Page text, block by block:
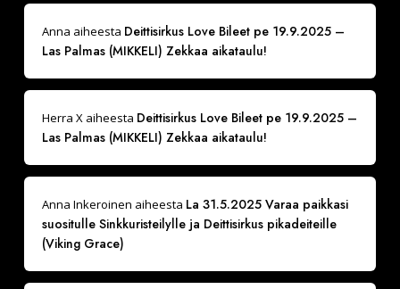
Anna aiheesta Deittisirkus Love Bileet pe 19.9.2025 –
Las Palmas (MIKKELI) Zekkaa aikataulu!
Herra X aiheesta Deittisirkus Love Bileet pe 19.9.2025 –
Las Palmas (MIKKELI) Zekkaa aikataulu!
Anna Inkeroinen aiheesta La 31.5.2025 Varaa paikkasi
suositulle Sinkkuristeilylle ja Deittisirkus pikadeiteille
(Viking Grace)